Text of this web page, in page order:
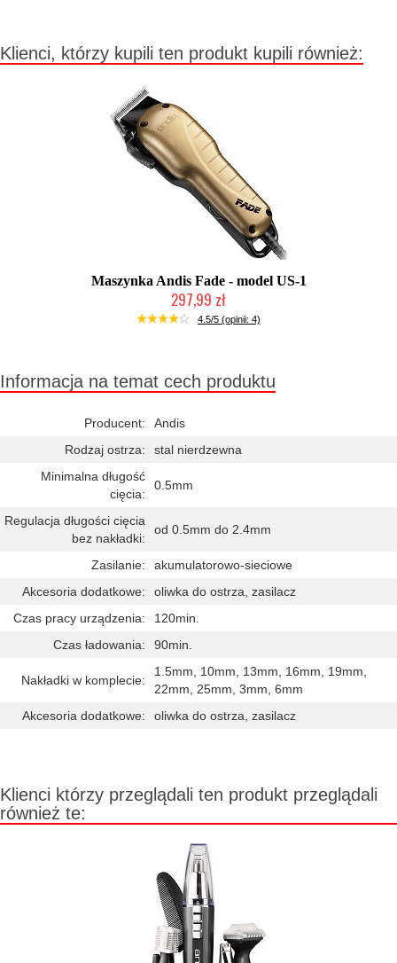
Klienci, którzy kupili ten produkt kupili również:
Maszynka Andis Fade - model US-1
297,99 zł
Duża ilość (wysyłka w 24h)
4.5/5 (opinii: 4)
Informacja na temat cech produktu
Producent:
Andis
Rodzaj ostrza:
stal nierdzewna
Minimalna długość
cięcia:
0.5mm
Regulacja długości cięcia
bez nakładki:
od 0.5mm do 2.4mm
Zasilanie:
akumulatorowo-sieciowe
Akcesoria dodatkowe:
oliwka do ostrza, zasilacz
Czas pracy urządzenia:
120min.
Czas ładowania:
90min.
Nakładki w komplecie:
1.5mm, 10mm, 13mm, 16mm, 19mm,
22mm, 25mm, 3mm, 6mm
Akcesoria dodatkowe:
oliwka do ostrza, zasilacz
Klienci którzy przeglądali ten produkt przeglądali
również te: